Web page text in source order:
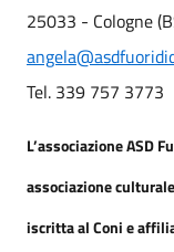
25033 - Cologne
Tel. 339 757 3773
L’associazioneASD
associazione
iscritta al Coni e